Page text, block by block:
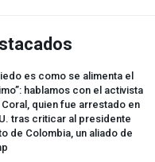
es como se alimenta el
hablamos con el activista
Coral, quien fue arrestado en
tras criticar al presidente
de Colombia, un aliado de